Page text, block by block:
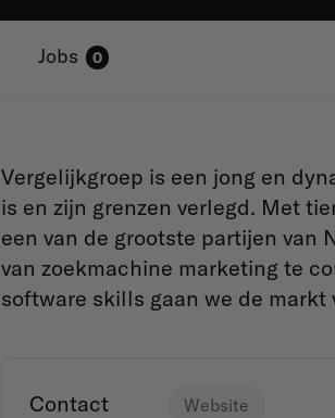
Jobs 0
Vergelijkgroep is een jong en
is en zijn grenzen verlegd. Met
een van de grootste partijen van
van zoekmachine marketing te
software skills gaan we de markt
Contact Website